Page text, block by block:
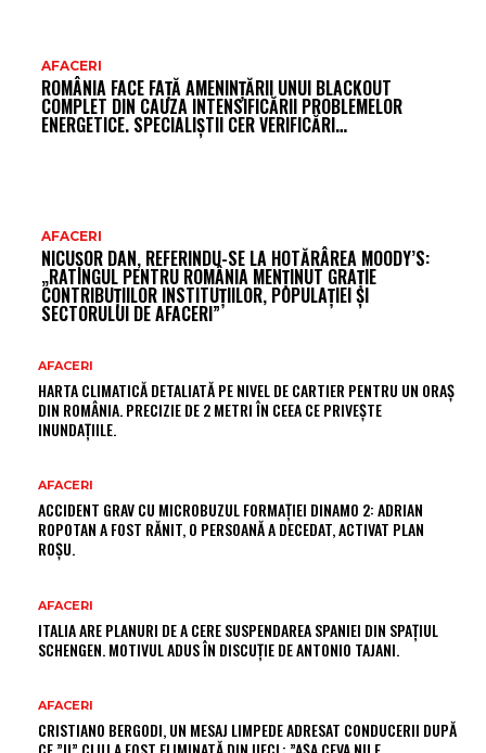
AFACERI
ROMÂNIA FACE FAȚĂ AMENINȚĂRII UNUI BLACKOUT
COMPLET DIN CAUZA INTENSIFICĂRII PROBLEMELOR
ENERGETICE. SPECIALIȘTII CER VERIFICĂRI…
AFACERI
NICUȘOR DAN, REFERINDU-SE LA HOTĂRÂREA MOODY’S:
„RATINGUL PENTRU ROMÂNIA MENȚINUT GRAȚIE
CONTRIBUȚIILOR INSTITUȚIILOR, POPULAȚIEI ȘI
SECTORULUI DE AFACERI”
AFACERI
HARTA CLIMATICĂ DETALIATĂ PE NIVEL DE CARTIER PENTRU UN ORAȘ
DIN ROMÂNIA. PRECIZIE DE 2 METRI ÎN CEEA CE PRIVEȘTE
INUNDAȚIILE.
AFACERI
ACCIDENT GRAV CU MICROBUZUL FORMAȚIEI DINAMO 2: ADRIAN
ROPOTAN A FOST RĂNIT, O PERSOANĂ A DECEDAT, ACTIVAT PLAN
ROȘU.
AFACERI
ITALIA ARE PLANURI DE A CERE SUSPENDAREA SPANIEI DIN SPAȚIUL
SCHENGEN. MOTIVUL ADUS ÎN DISCUȚIE DE ANTONIO TAJANI.
AFACERI
CRISTIANO BERGODI, UN MESAJ LIMPEDE ADRESAT CONDUCERII DUPĂ